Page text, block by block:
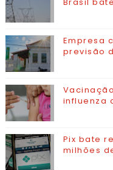
Empresa
previsão
influenza
Pix bate
milhões